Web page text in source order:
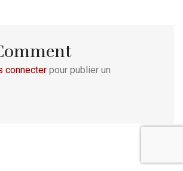
connecter pour publier un